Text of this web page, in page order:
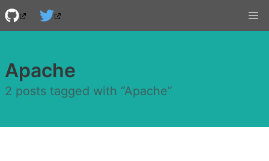
Apache
2 posts tagged with “Apache”